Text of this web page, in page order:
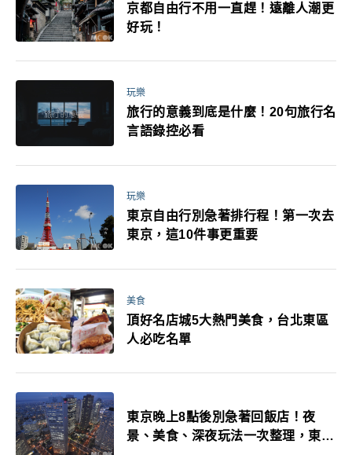
京都自由行不用一直趕！遠離人潮更
好玩！
玩樂
旅行的意義到底是什麼！20句旅行名
言語錄控必看
玩樂
東京自由行別急著排行程！第一次去
東京，這10件事更重要
美食
頂好名店城5大熱門美食，台北東區
人必吃名單
東京晚上8點後別急著回飯店！夜
景、美食、深夜玩法一次整理，東京